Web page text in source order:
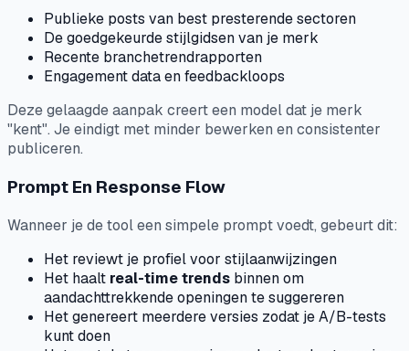
Publieke posts van best presterende sectoren
De goedgekeurde stijlgidsen van je merk
Recente branchetrendrapporten
Engagement data en feedbackloops
Deze gelaagde aanpak creert een model dat je merk
"kent". Je eindigt met minder bewerken en consistenter
publiceren.
Prompt En Response Flow
Wanneer je de tool een simpele prompt voedt, gebeurt dit:
Het reviewt je profiel voor stijlaanwijzingen
Het haalt real-time trends binnen om
aandachttrekkende openingen te suggereren
Het genereert meerdere versies zodat je A/B-tests
kunt doen